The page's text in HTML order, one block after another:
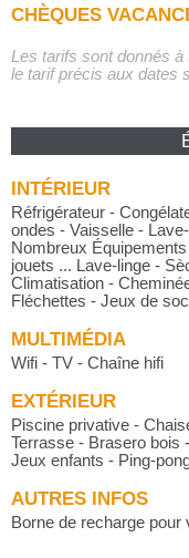
CHÈQUES
Les tarifs sont donnés
le tarif précis aux dates
INTÉRIEUR
Réfrigérateur -
ondes - Vaisselle -
Nombreux
jouets ... Lave-linge -
Climatisation -
Fléchettes - Jeux de
MULTIMÉDIA
Wifi - TV - Chaîne hifi
EXTÉRIEUR
Piscine privative -
Terrasse - Brasero bois
Jeux enfants - Ping-
AUTRES INFOS
Borne de recharge pour